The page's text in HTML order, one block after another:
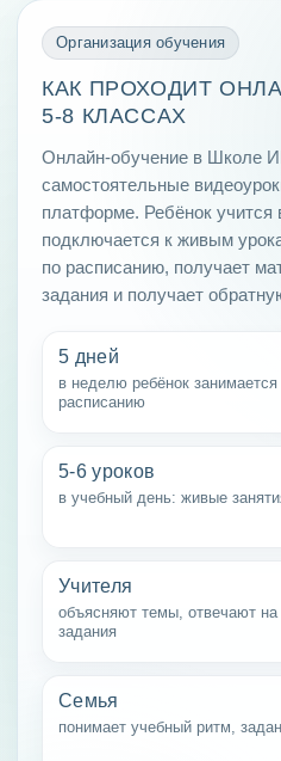
Организация обучения
КАК ПРОХОДИТ
5-8 КЛАССАХ
Онлайн-обучение в Школе
самостоятельные
платформе. Ребёнок
подключается к живым
по расписанию, получает
задания и получает
5 дней
в неделю ребёнок
расписанию
5-6 уроков
в учебный день: живые
Учителя
объясняют темы, отвечают
задания
Семья
понимает учебный ритм,